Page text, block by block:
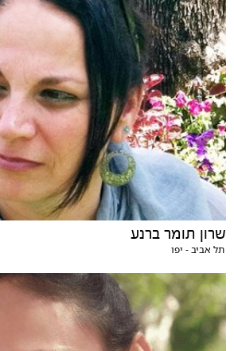
שרון תומר ברנע
תל אביב - יפו